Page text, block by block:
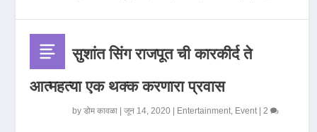
सुशांत सिंग राजपूत ची कारकीर्द ते
आत्महत्या एक थक्क करणारा प्रवास
byडोम कावळा |जून 14, 2020 Entertainment, Event|2